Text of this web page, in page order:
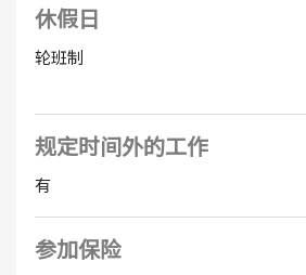
休假日
轮班制
规定时间外的工作
有
参加保险